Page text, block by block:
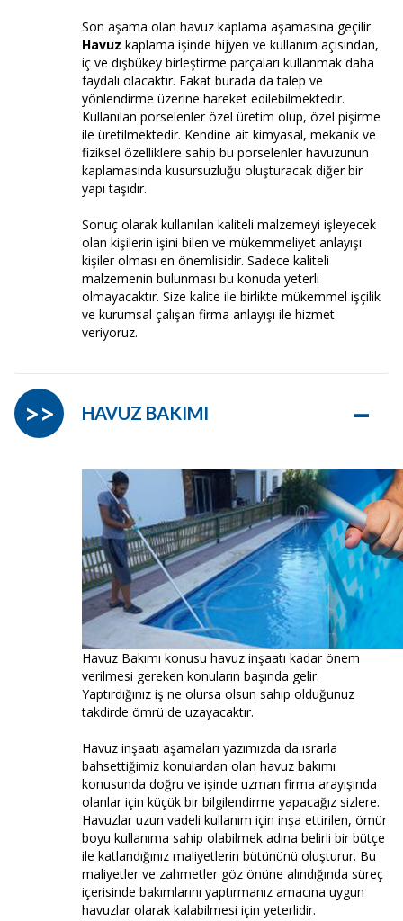
Son aşama olan havuz kaplama aşamasına geçilir.
Havuz kaplama işinde hijyen ve kullanım açısından,
iç ve dışbükey birleştirme parçaları kullanmak daha
faydalı olacaktır. Fakat burada da talep ve
yönlendirme üzerine hareket edilebilmektedir.
Kullanılan porselenler özel üretim olup, özel pişirme
ile üretilmektedir. Kendine ait kimyasal, mekanik ve
fiziksel özelliklere sahip bu porselenler havuzunun
kaplamasında kusursuzluğu oluşturacak diğer bir
yapı taşıdır.
Sonuç olarak kullanılan kaliteli malzemeyi işleyecek
olan kişilerin işini bilen ve mükemmeliyet anlayışı
kişiler olması en önemlisidir. Sadece kaliteli
malzemenin bulunması bu konuda yeterli
olmayacaktır. Size kalite ile birlikte mükemmel işçilik
ve kurumsal çalışan firma anlayışı ile hizmet
veriyoruz.
HAVUZ BAKIMI –
>>
Havuz Bakımı konusu havuz inşaatı kadar önem
verilmesi gereken konuların başında gelir.
Yaptırdığınız iş ne olursa olsun sahip olduğunuz
takdirde ömrü de uzayacaktır.
Havuz inşaatı aşamaları yazımızda da ısrarla
bahsettiğimiz konulardan olan havuz bakımı
konusunda doğru ve işinde uzman firma arayışında
olanlar için küçük bir bilgilendirme yapacağız sizlere.
Havuzlar uzun vadeli kullanım için inşa ettirilen, ömür
boyu kullanıma sahip olabilmek adına belirli bir bütçe
ile katlandığınız maliyetlerin bütününü oluşturur. Bu
maliyetler ve zahmetler göz önüne alındığında süreç
içerisinde bakımlarını yaptırmanız amacına uygun
havuzlar olarak kalabilmesi için yeterlidir.